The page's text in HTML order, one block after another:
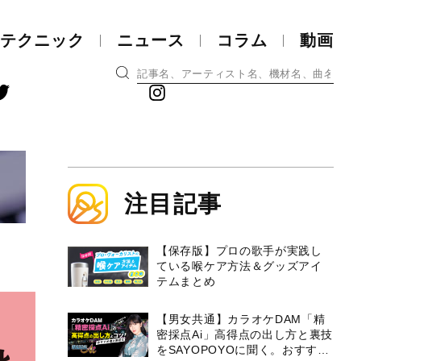
テクニック ニュース コラム 動画
注目記事
【保存版】プロの歌手が実践し
ている喉ケア⽅法＆グッズアイ
テムまとめ
【男女共通】カラオケDAM「精
密採点Ai」高得点の出し方と裏技
をSAYOPOYOに聞く。おすすめ